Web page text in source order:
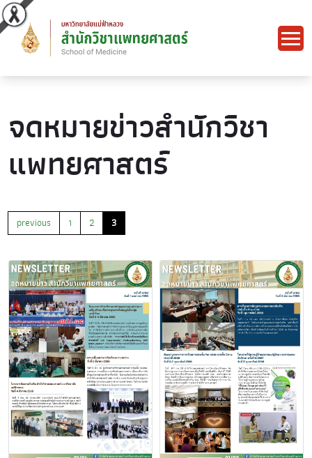
จดหมายข่าวสำนักวิชา
แพทยศาสตร์
previous 1 2 3